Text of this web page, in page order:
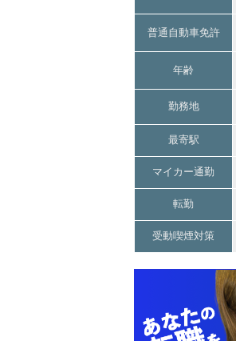
普通自動車免許
年齢
勤務地
最寄駅
マイカー通勤
転勤
受動喫煙対策